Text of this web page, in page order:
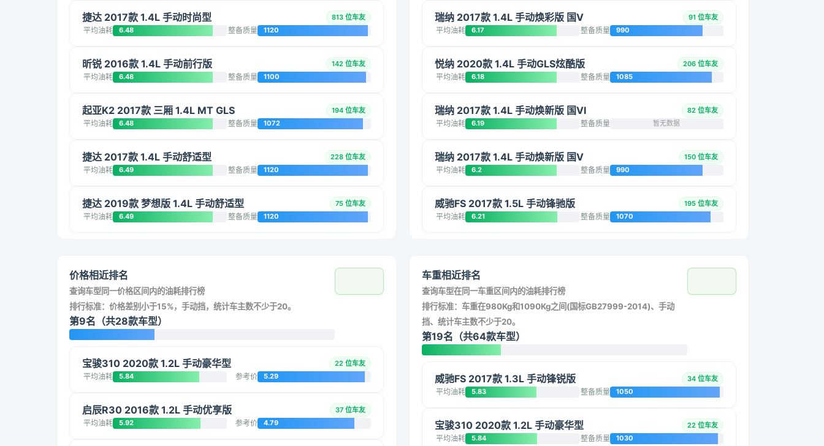
捷达 2017款 1.4L 手动时尚型 813 位车友
平均油耗 6.48 整备质量 1120
昕锐 2016款 1.4L 手动前行版 142 位车友
平均油耗 6.48 整备质量 1100
起亚K2 2017款 三厢 1.4L MT GLS 194 位车友
平均油耗 6.48 整备质量 1072
捷达 2017款 1.4L 手动舒适型 228 位车友
平均油耗 6.49 整备质量 1120
捷达 2019款 梦想版 1.4L 手动舒适型 75 位车友
平均油耗 6.49 整备质量 1120
瑞纳 2017款 1.4L 手动焕彩版 国V 91 位车友
平均油耗 6.17 整备质量 990
悦纳 2020款 1.4L 手动GLS炫酷版 206 位车友
平均油耗 6.18 整备质量 1085
瑞纳 2017款 1.4L 手动焕新版 国VI 82 位车友
平均油耗 6.19 整备质量 暂无数据
瑞纳 2017款 1.4L 手动焕新版 国V 150 位车友
平均油耗 6.2 整备质量 990
威驰FS 2017款 1.5L 手动锋驰版 195 位车友
平均油耗 6.21 整备质量 1070
价格相近排名
查询车型同一价格区间内的油耗排行榜
排行标准：价格差别小于15%，手动挡，统计车主数不少于20。
第9名（共28款车型）
宝骏310 2020款 1.2L 手动豪华型 22 位车友
平均油耗 5.84 参考价 5.29
启辰R30 2016款 1.2L 手动优享版 37 位车友
平均油耗 5.92 参考价 4.79
车重相近排名
查询车型在同一车重区间内的油耗排行榜
排行标准：车重在980Kg和1090Kg之间(国标GB27999-2014)、手动
挡、统计车主数不少于20。
第19名（共64款车型）
威驰FS 2017款 1.3L 手动锋锐版 34 位车友
平均油耗 5.83 整备质量 1050
宝骏310 2020款 1.2L 手动豪华型 22 位车友
平均油耗 5.84 整备质量 1030